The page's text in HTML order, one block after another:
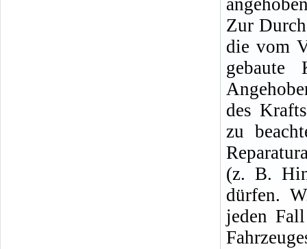
Zur
die vom
gebaute
des
zu
(z. B.
dürfen.
jeden